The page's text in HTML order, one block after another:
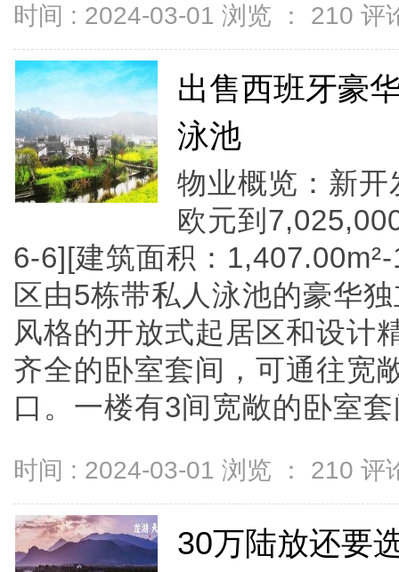
时间 : 2024-03-01 浏览 ： 210 评
出售西班牙豪
泳池
物业概览：新
欧元到
6-6][建筑面积：
区由5栋带私人泳池的豪华
风格的开放式起居区和设计
齐全的卧室套间，可通往宽
口。一楼有3间宽敞的卧室
时间 : 2024-03-01 浏览 ： 210 评
30万陆放还要